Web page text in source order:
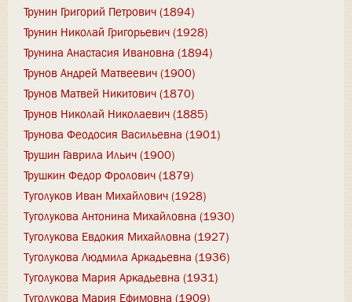
Трунин Григорий Петрович (1894)
Трунин Николай Григорьевич (1928)
Трунина Анастасия Ивановна (1894)
Трунов Андрей Матвеевич (1900)
Трунов Матвей Никитович (1870)
Трунов Николай Николаевич (1885)
Трунова Феодосия Васильевна (1901)
Трушин Гаврила Ильич (1900)
Трушкин Федор Фролович (1879)
Туголуков Иван Михайлович (1928)
Туголукова Антонина Михайловна (1930)
Туголукова Евдокия Михайловна (1927)
Туголукова Людмила Аркадьевна (1936)
Туголукова Мария Аркадьевна (1931)
Туголукова Мария Ефимовна (1909)